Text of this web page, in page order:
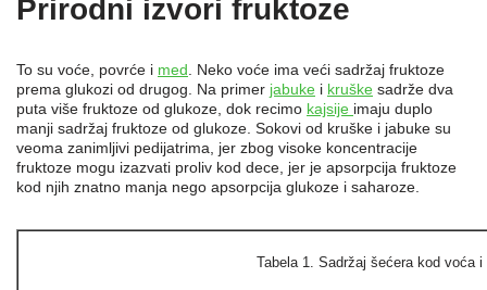
Prirodni izvori fruktoze
To su voće, povrće i med. Neko voće ima veći sadržaj fruktoze
prema glukozi od drugog. Na primer jabuke i kruške sadrže dva
puta više fruktoze od glukoze, dok recimo kajsije imaju duplo
manji sadržaj fruktoze od glukoze. Sokovi od kruške i jabuke su
veoma zanimljivi pedijatrima, jer zbog visoke koncentracije
fruktoze mogu izazvati proliv kod dece, jer je apsorpcija fruktoze
kod njih znatno manja nego apsorpcija glukoze i saharoze.
Tabela 1. Sadržaj šećera kod voća